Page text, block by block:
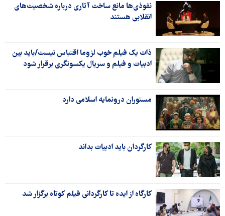
نفوذی‌ها مانع ساخت آثاری درباره شخصیت‌های
انقلابی هستند
ذات یک فیلم خوب لزوما اقتباس نیست/باید بین
ادبیات و فیلم و سریال یکسونگری برقرار شود
مستوران درونمایه اسلامی دارد
کارگردان باید ادبیات بداند
کارگاه از ایده تا کارگردانی فیلم کوتاه برگزار شد